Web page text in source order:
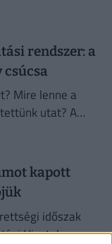
rendszer: a
csúcsa
Mire lenne a
utat? A
kapott
időszak
Hivatal.